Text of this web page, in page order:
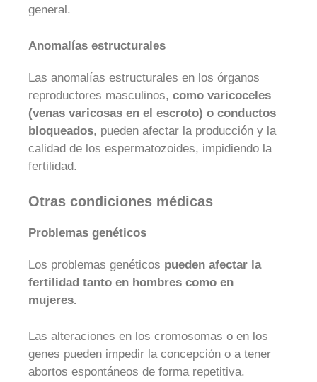
general.
Anomalías estructurales
Las anomalías estructurales en los órganos
reproductores masculinos, como varicoceles
(venas varicosas en el escroto) o conductos
bloqueados, pueden afectar la producción y la
calidad de los espermatozoides, impidiendo la
fertilidad.
Otras condiciones médicas
Problemas genéticos
Los problemas genéticos pueden afectar la
fertilidad tanto en hombres como en
mujeres.
Las alteraciones en los cromosomas o en los
genes pueden impedir la concepción o a tener
abortos espontáneos de forma repetitiva.